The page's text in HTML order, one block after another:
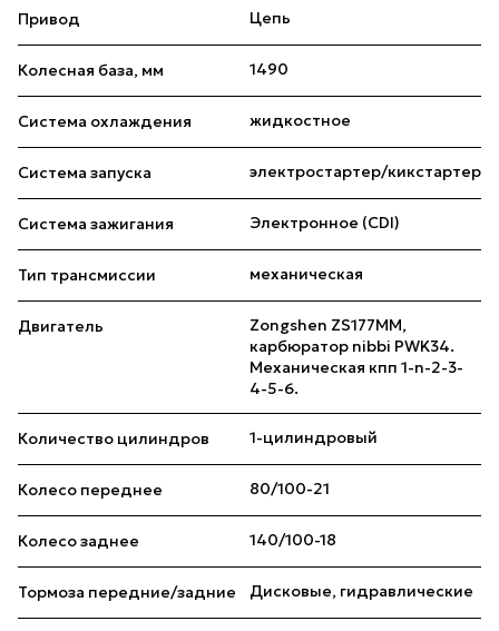
Привод Цепь
Колесная база, мм 1490
Система охлаждения жидкостное
Система запуска электростартер/кикстартер
Система зажигания Электронное (CDI)
Тип трансмиссии механическая
Двигатель
Zongshen ZS177MM,
карбюратор nibbi PWK34.
Механическая кпп 1-n-2-3-
4-5-6.
Количество цилиндров 1-цилиндровый
Колесо переднее 80/100-21
Колесо заднее 140/100-18
Тормоза передние/задние Дисковые, гидравлические